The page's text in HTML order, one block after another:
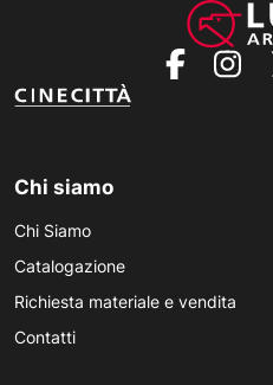
Chi siamo
Chi Siamo
Catalogazione
Richiesta materiale e vendita
Contatti